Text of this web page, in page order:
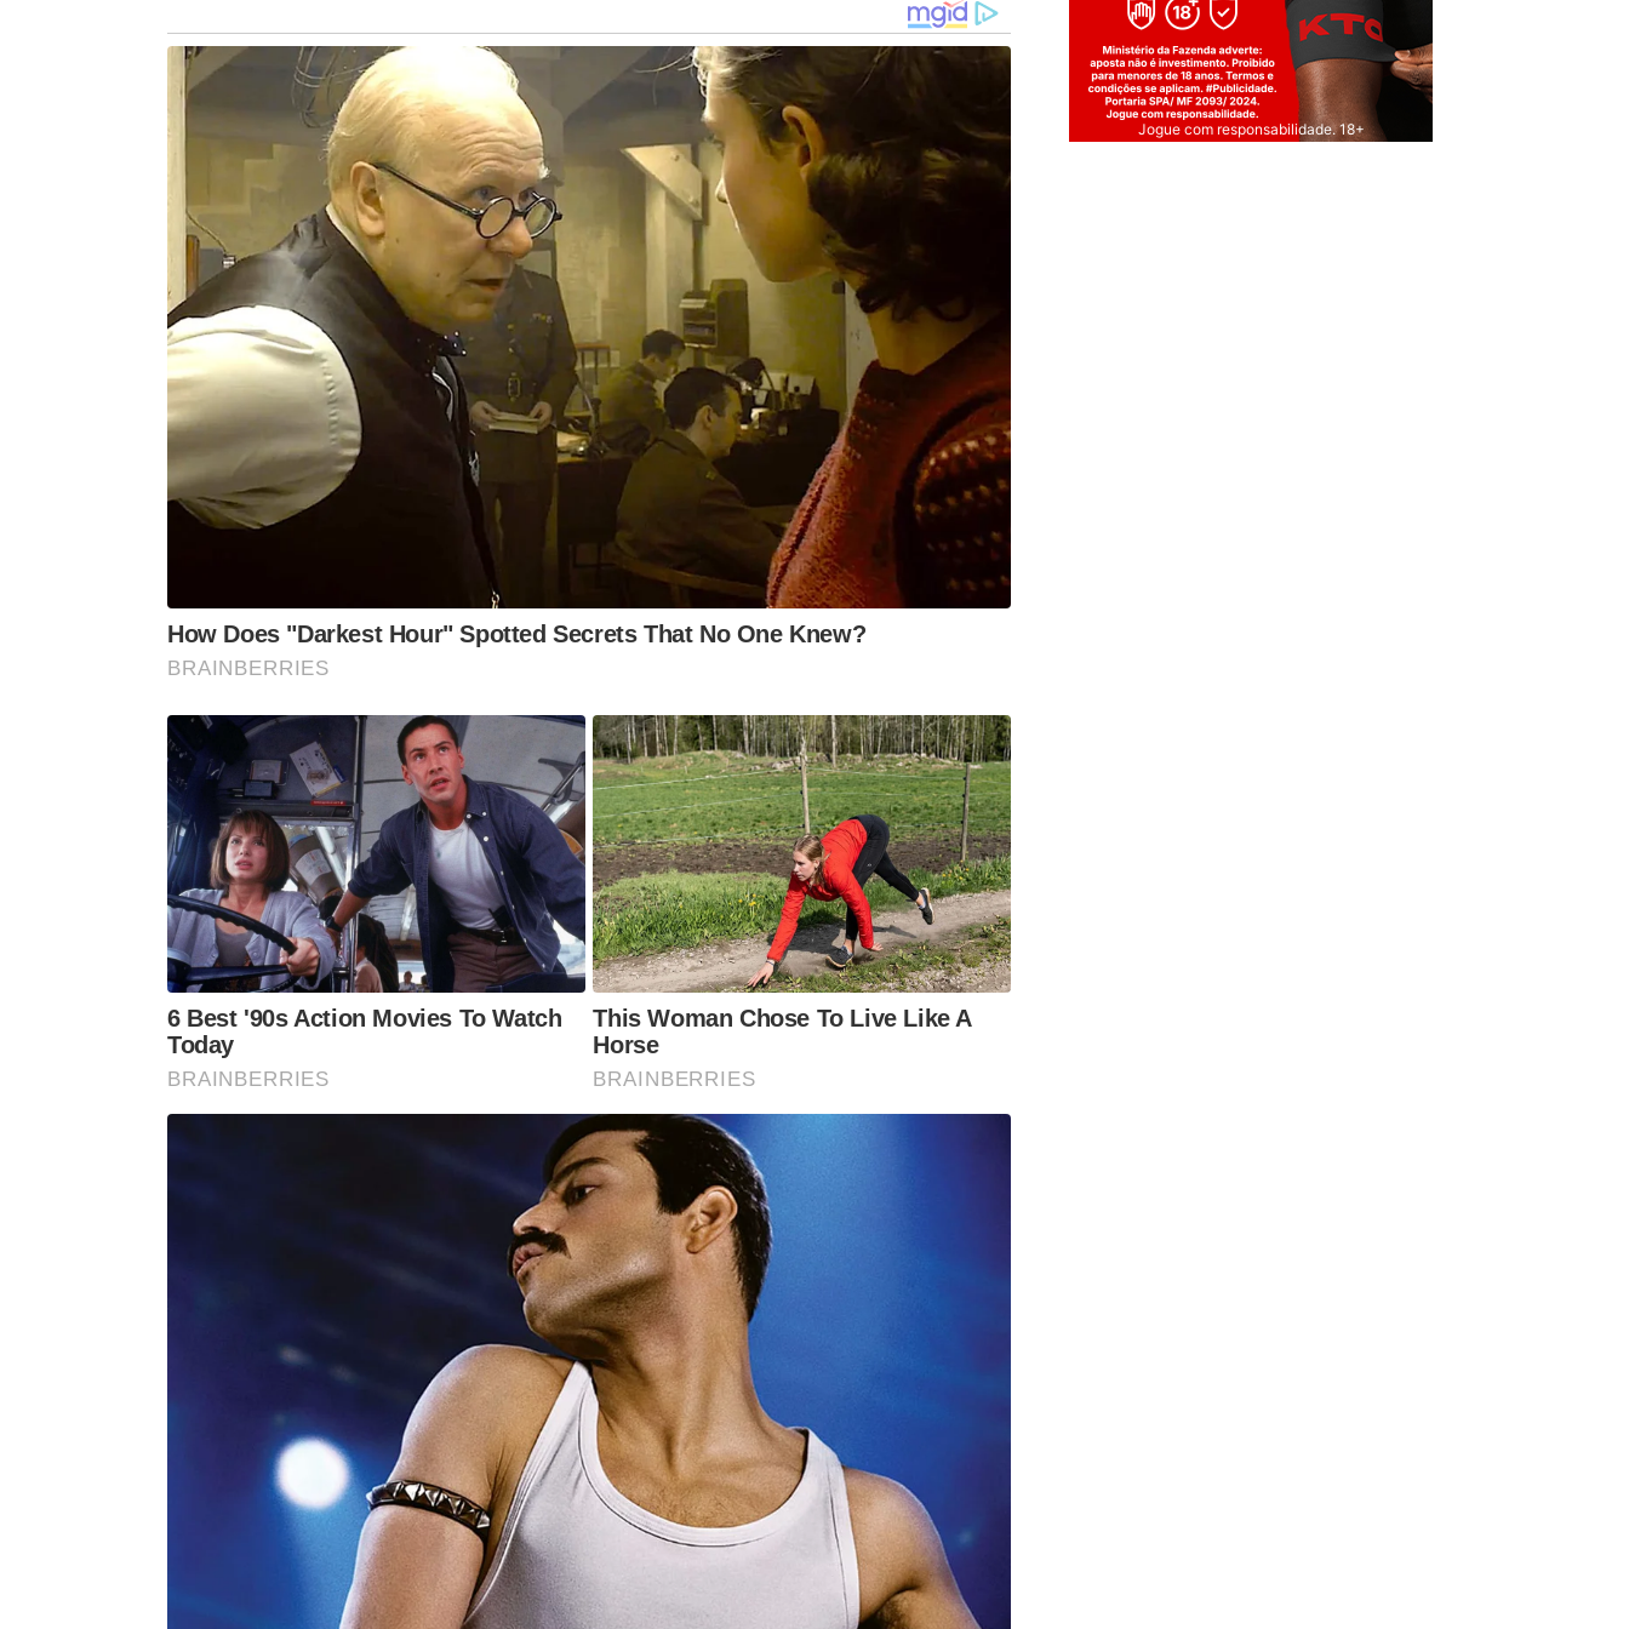
How Does "Darkest Hour" Spotted Secrets That No One Knew?
BRAINBERRIES
6 Best '90s Action Movies To Watch
Today
BRAINBERRIES
This Woman Chose To Live Like A
Horse
BRAINBERRIES
Jogue com responsabilidade. 18+